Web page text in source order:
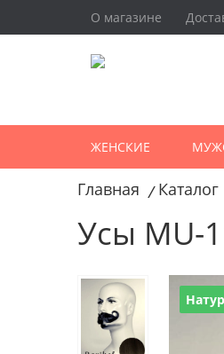
О магазине
ЖЕНСКИЕ
Главная / Каталог
Усы MU-